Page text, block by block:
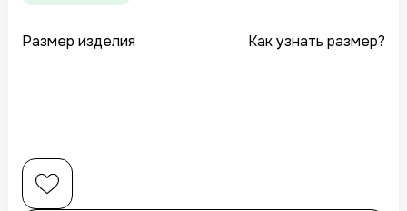
Размер изделия Как узнать размер?